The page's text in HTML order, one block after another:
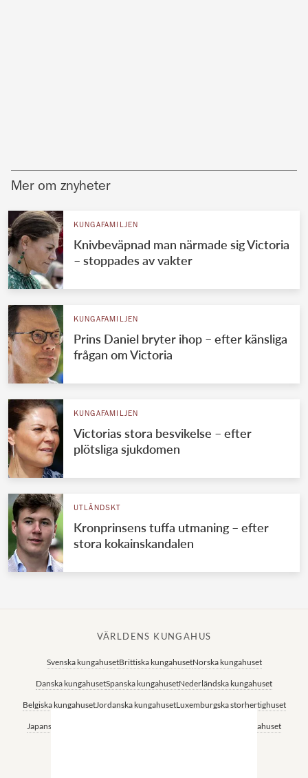
Mer om znyheter
KUNGAFAMILJEN
Knivbeväpnad man närmade sig Victoria
– stoppades av vakter
KUNGAFAMILJEN
Prins Daniel bryter ihop – efter känsliga
frågan om Victoria
KUNGAFAMILJEN
Victorias stora besvikelse – efter
plötsliga sjukdomen
UTLÄNDSKT
Kronprinsens tuffa utmaning – efter
stora kokainskandalen
VÄRLDENS KUNGAHUS
Svenska kungahusetBrittiska kungahusetNorska kungahuset
Danska kungahusetSpanska kungahusetNederländska kungahuset
Belgiska kungahusetJordanska kungahusetLuxemburgska storhertighuset
Japanska kejsarhuset Marockanska kungahuset